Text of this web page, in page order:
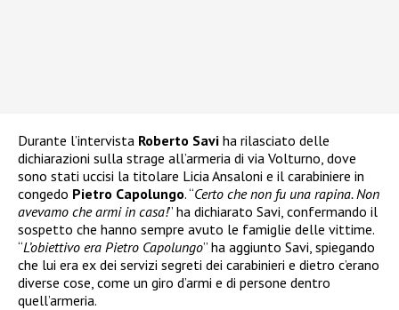
Durante l’intervista Roberto Savi ha rilasciato delle
dichiarazioni sulla strage all’armeria di via Volturno, dove
sono stati uccisi la titolare Licia Ansaloni e il carabiniere in
congedo Pietro Capolungo. “Certo che non fu una rapina. Non
avevamo che armi in casa!” ha dichiarato Savi, confermando il
sospetto che hanno sempre avuto le famiglie delle vittime.
“L’obiettivo era Pietro Capolungo” ha aggiunto Savi, spiegando
che lui era ex dei servizi segreti dei carabinieri e dietro c’erano
diverse cose, come un giro d’armi e di persone dentro
quell’armeria.